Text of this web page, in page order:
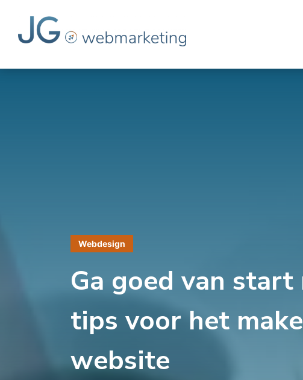
Webdesign
Ga goed van start
tips voor het
website